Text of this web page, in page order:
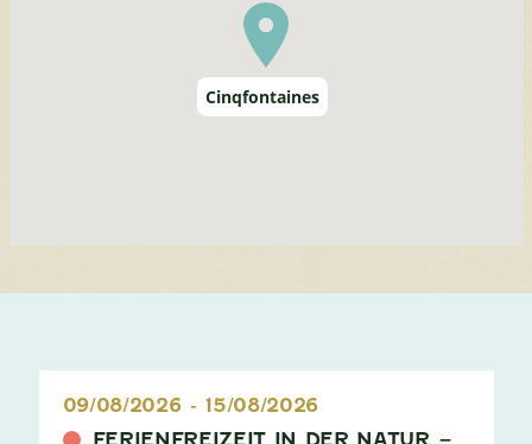
Cinqfontaines
09/08/2026 - 15/08/2026